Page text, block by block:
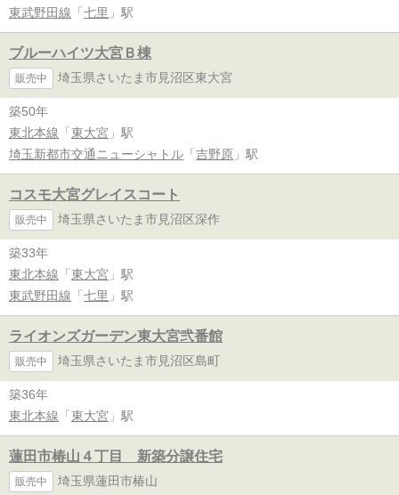
東武野田線 「 七里 」駅
ブルーハイツ大宮Ｂ棟
販売中 埼玉県さいたま市見沼区東大宮
築50年
東北本線 「 東大宮 」駅
埼玉新都市交通ニューシャトル 「 吉野原 」駅
コスモ大宮グレイスコート
販売中 埼玉県さいたま市見沼区深作
築33年
東北本線 「 東大宮 」駅
東武野田線 「 七里 」駅
ライオンズガーデン東大宮弐番館
販売中 埼玉県さいたま市見沼区島町
築36年
東北本線 「 東大宮 」駅
蓮田市椿山４丁目 新築分譲住宅
販売中 埼玉県蓮田市椿山